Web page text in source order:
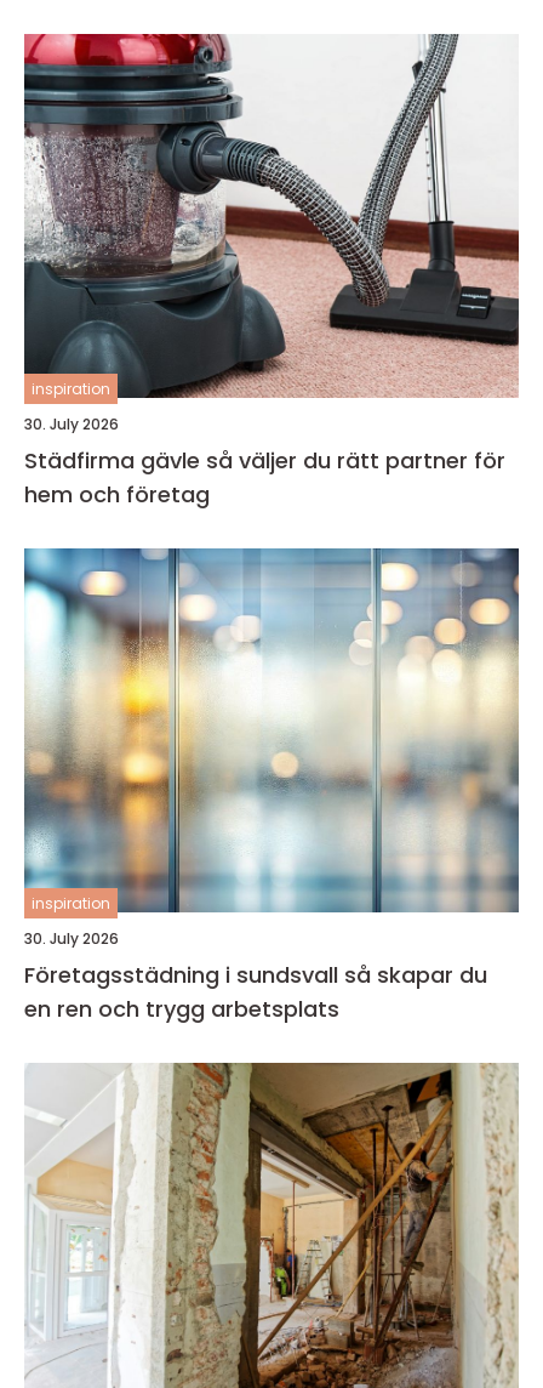
inspiration
30. July 2026
Städfirma gävle så väljer du rätt partner för
hem och företag
inspiration
30. July 2026
Företagsstädning i sundsvall så skapar du
en ren och trygg arbetsplats